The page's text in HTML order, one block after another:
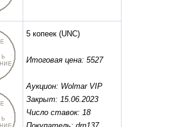
5 копеек(UNC)
Итоговая цена: 5527
Аукцион: Wolmar VIP
Закрыт: 15.06.2023
Число ставок: 18